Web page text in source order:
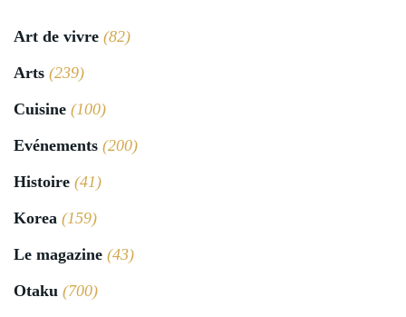
Art de vivre (82)
Arts (239)
Cuisine (100)
Evénements (200)
Histoire (41)
Korea (159)
Le magazine (43)
Otaku (700)